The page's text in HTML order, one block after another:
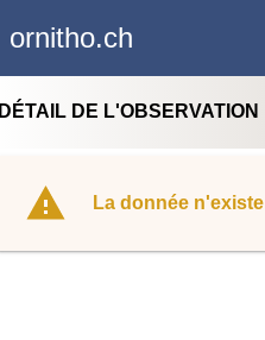
ornitho.ch
DÉTAIL DE L'OBSERVATION
La donnée